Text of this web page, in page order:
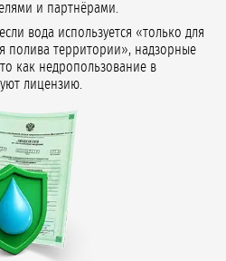
и партнёрами.
вода используется «только для
полива территории», надзорные
как недропользование в
лицензию.